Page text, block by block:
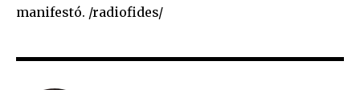
To subscribe, simply enter your email address on our website
or click the subscribe button below. Don't worry, we respect
safe with us.
manifestó. /radiofides/